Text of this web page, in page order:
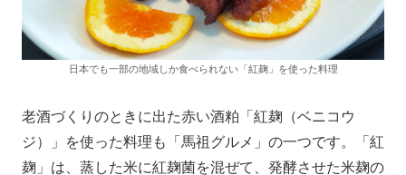
日本でも一部の地域しか食べられない「紅麹」を使った料理
老酒づくりのときに出た赤い酒粕「紅麹（ベニコウ
ジ）」を使った料理も「馬祖グルメ」の一つです。「紅
麹」は、蒸した米に紅麹菌を混ぜて、発酵させた米麹の